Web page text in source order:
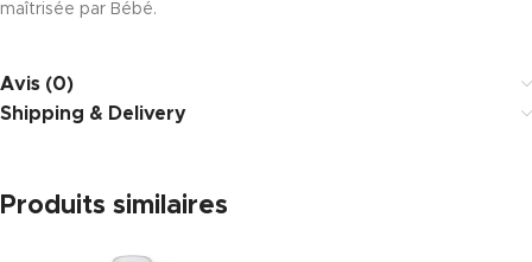
maîtrisée par Bébé.
Avis (0)
Shipping & Delivery
Produits similaires